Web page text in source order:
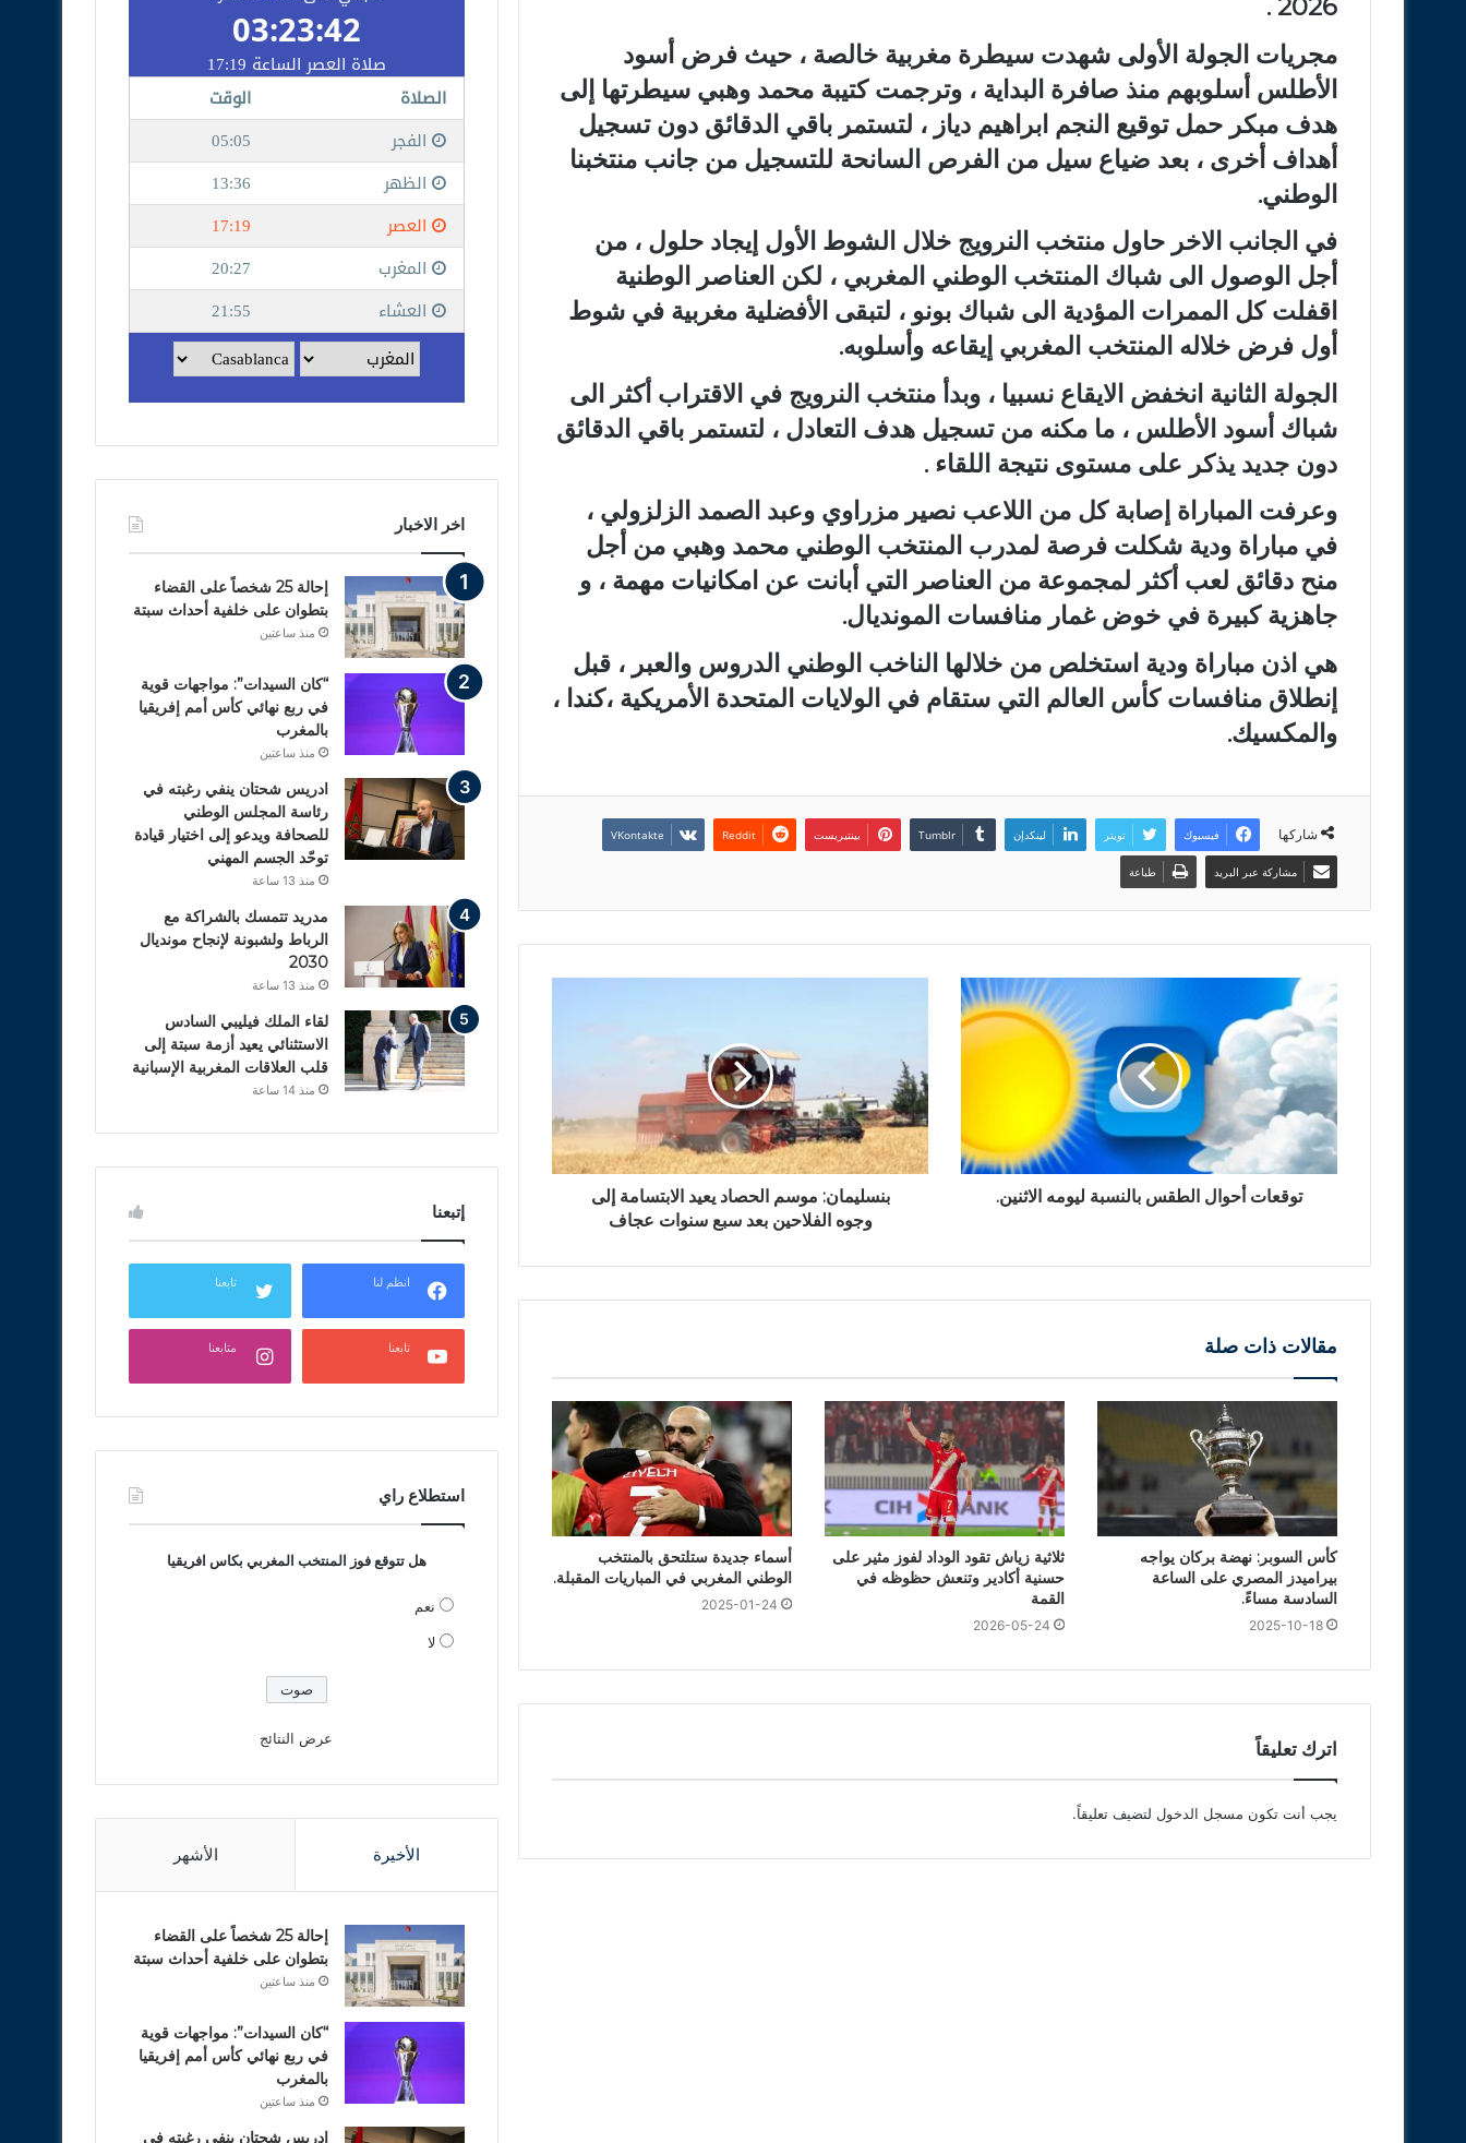
2026 .
مجريات الجولة الأولى شهدت سيطرة مغربية خالصة ، حيث فرض أسود
الأطلس أسلوبهم منذ صافرة البداية ، وترجمت كتيبة محمد وهبي سيطرتها إلى
هدف مبكر حمل توقيع النجم ابراهيم دياز ، لتستمر باقي الدقائق دون تسجيل
أهداف أخرى ، بعد ضياع سيل من الفرص السانحة للتسجيل من جانب منتخبنا
الوطني.
في الجانب الاخر حاول منتخب النرويج خلال الشوط الأول إيجاد حلول ، من
أجل الوصول الى شباك المنتخب الوطني المغربي ، لكن العناصر الوطنية
اقفلت كل الممرات المؤدية الى شباك بونو ، لتبقى الأفضلية مغربية في شوط
أول فرض خلاله المنتخب المغربي إيقاعه وأسلوبه.
الجولة الثانية انخفض الايقاع نسبيا ، وبدأ منتخب النرويج في الاقتراب أكثر الى
شباك أسود الأطلس ، ما مكنه من تسجيل هدف التعادل ، لتستمر باقي الدقائق
دون جديد يذكر على مستوى نتيجة اللقاء .
وعرفت المباراة إصابة كل من اللاعب نصير مزراوي وعبد الصمد الزلزولي ،
في مباراة ودية شكلت فرصة لمدرب المنتخب الوطني محمد وهبي من أجل
منح دقائق لعب أكثر لمجموعة من العناصر التي أبانت عن امكانيات مهمة ، و
جاهزية كبيرة في خوض غمار منافسات المونديال.
هي اذن مباراة ودية استخلص من خلالها الناخب الوطني الدروس والعبر ، قبل
إنطلاق منافسات كأس العالم التي ستقام في الولايات المتحدة الأمريكية ،كندا ،
والمكسيك.
شاركها فيسبوك تويتر لينكدإن بينتيريست
مشاركة عبر البريد طباعة
توقعات أحوال الطقس بالنسبة ليومه الاثنين.
بنسليمان: موسم الحصاد يعيد الابتسامة إلى
وجوه الفلاحين بعد سبع سنوات عجاف
مقالات ذات صلة
كأس السوبر: نهضة بركان يواجه
بيراميدز المصري على الساعة
السادسة مساءً.
2025-10-18
ثلاثية زياش تقود الوداد لفوز مثير على
حسنية أكادير وتنعش حظوظه في
القمة
2026-05-24
أسماء جديدة ستلتحق بالمنتخب
الوطني المغربي في المباريات المقبلة.
2025-01-24
اترك تعليقاً
يجب أنت تكون مسجل الدخول لتضيف تعليقاً.
اخر الاخبار
إحالة 25 شخصاً على القضاء
بتطوان على خلفية أحداث سبتة
منذ ساعتين
“كان السيدات”: مواجهات قوية
في ربع نهائي كأس أمم إفريقيا
بالمغرب
منذ ساعتين
ادريس شحتان ينفي رغبته في
رئاسة المجلس الوطني
للصحافة ويدعو إلى اختيار قيادة
توحّد الجسم المهني
منذ 13 ساعة
مدريد تتمسك بالشراكة مع
الرباط ولشبونة لإنجاح مونديال
2030
منذ 13 ساعة
لقاء الملك فيليبي السادس
الاستثنائي يعيد أزمة سبتة إلى
قلب العلاقات المغربية الإسبانية
منذ 14 ساعة
إتبعنا
انظم لنا تابعنا
تابعنا متابعنا
استطلاع راي
هل تتوقع فوز المنتخب المغربي بكاس افريقيا
نعم
لا
عرض النتائج
الأخيرة الأشهر
إحالة 25 شخصاً على القضاء
بتطوان على خلفية أحداث سبتة
منذ ساعتين
“كان السيدات”: مواجهات قوية
في ربع نهائي كأس أمم إفريقيا
بالمغرب
منذ ساعتين
ادريس شحتان ينفي رغبته في